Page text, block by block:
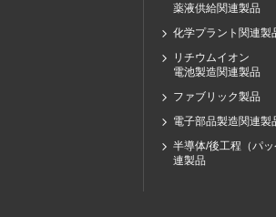
薬液供給関連製品
化学プラント関連製
リチウムイオン
電池製造関連製品
ファブリック製品
電子部品製造関連製
半導体/後工程（パ
連製品